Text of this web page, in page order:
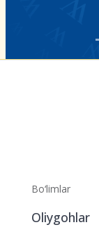
Bo‘limlar
Oliygohlar